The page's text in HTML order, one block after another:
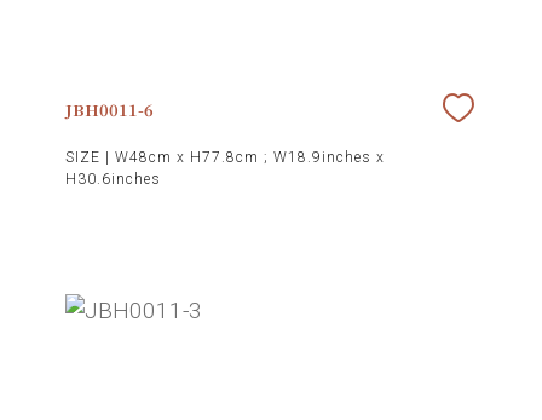
JBH0011-6
SIZE | W48cm x H77.8cm ; W18.9inches x
H30.6inches